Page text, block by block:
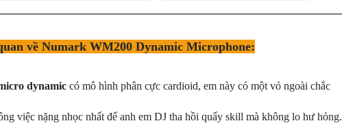
về Numark WM200 Dynamic Microphone:
dynamic có mô hình phân cực cardioid, em này có một vỏ ngoài chắc
việc nặng nhọc nhất để anh em DJ tha hồi quẩy skill mà không lo hư hỏng.